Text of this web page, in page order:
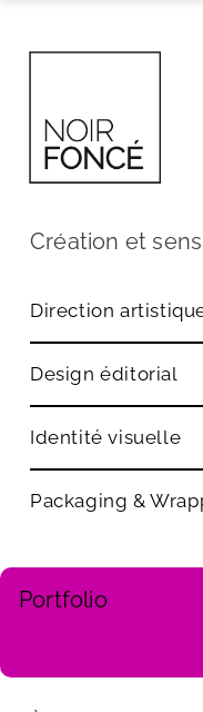
Création et sens
Direction
Design éditorial
Identité visuelle
Packaging &
Portfolio